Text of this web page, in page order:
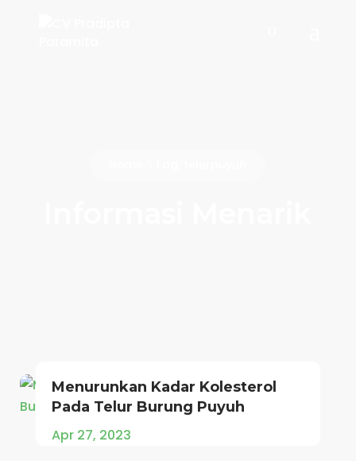
Menurunkan Kadar Kolesterol
Pada Telur Burung Puyuh
Apr 27, 2023